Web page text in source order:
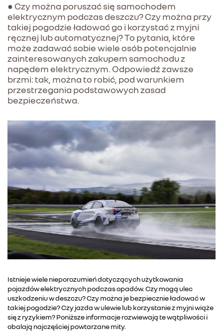
● Czy można poruszać się samochodem
elektrycznym podczas deszczu? Czy można przy
takiej pogodzie ładować go i korzystać z myjni
ręcznej lub automatycznej? To pytania, które
może zadawać sobie wiele osób potencjalnie
zainteresowanych zakupem samochodu z
napędem elektrycznym. Odpowiedź zawsze
brzmi: tak, można to robić, pod warunkiem
przestrzegania podstawowych zasad
bezpieczeństwa.
Istnieje wiele nieporozumień dotyczących użytkowania
pojazdów elektrycznych podczas opadów. Czy mogą ulec
uszkodzeniu w deszczu? Czy można je bezpiecznie ładować w
takiej pogodzie? Czy jazda w ulewie lub korzystanie z myjni wiąże
się z ryzykiem? Poniższe informacje rozwiewają te wątpliwości i
obalają najczęściej powtarzane mity.